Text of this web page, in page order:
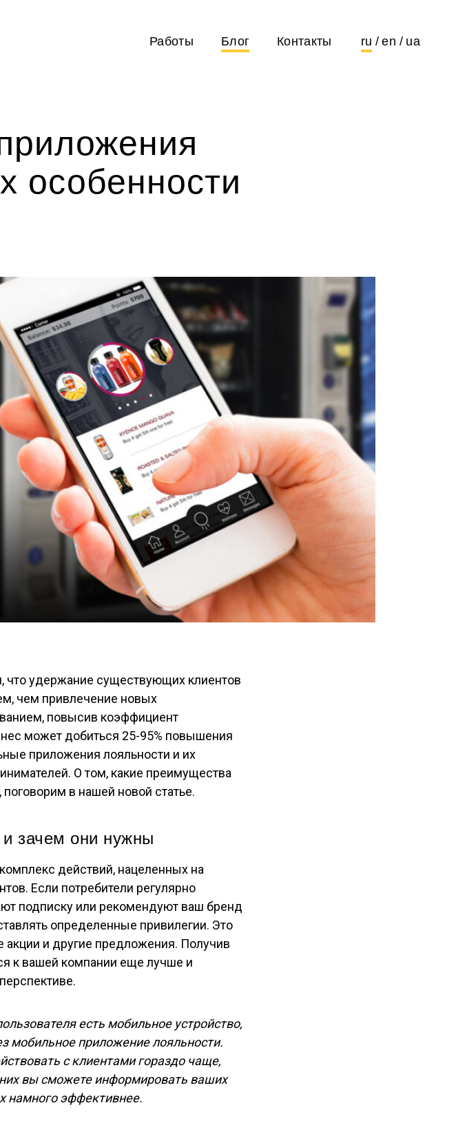
Работы Блог Контакты ru en ua
особенности
удержание существующих клиентов
чем привлечение новых
повысив коэффициент
может добиться 25-95% повышения
приложения лояльности и их
О том, какие преимущества
в нашей новой статье.
зачем они нужны
действий, нацеленных на
Если потребители регулярно
подписку или рекомендуют ваш бренд
определенные привилегии. Это
акции и другие предложения. Получив
к вашей компании еще лучше и
есть мобильное устройство,
мобильное приложение лояльности.
с клиентами гораздо чаще,
вы сможете информировать ваших
намного эффективнее.